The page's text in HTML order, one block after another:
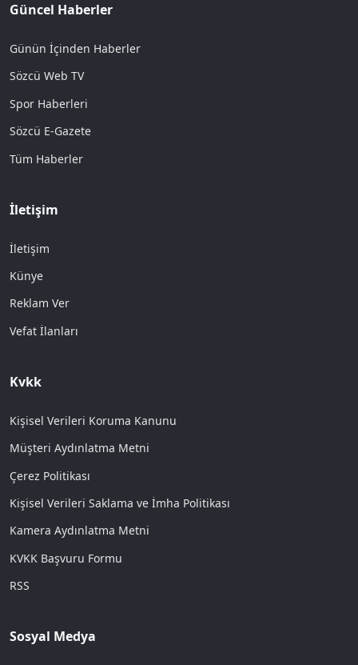
Güncel Haberler
Günün İçinden Haberler
Sözcü Web TV
Spor Haberleri
Sözcü E-Gazete
Tüm Haberler
İletişim
İletişim
Künye
Reklam Ver
Vefat İlanları
Kvkk
Kişisel Verileri Koruma Kanunu
Müşteri Aydınlatma Metni
Çerez Politikası
Kişisel Verileri Saklama ve İmha Politikası
Kamera Aydınlatma Metni
KVKK Başvuru Formu
RSS
Sosyal Medya